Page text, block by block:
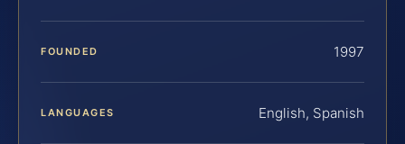
FOUNDED 1997
LANGUAGES English, Spanish